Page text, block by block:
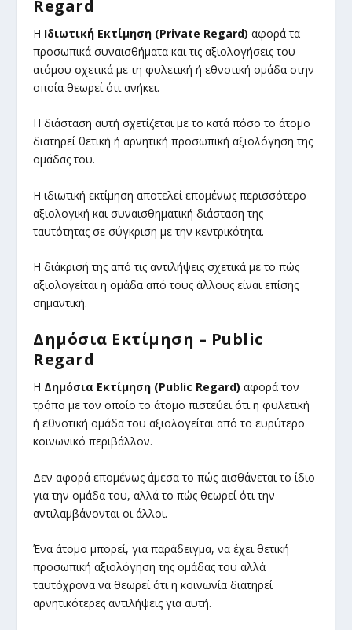
Regard
Η Ιδιωτική Εκτίμηση (Private Regard) αφορά τα
προσωπικά συναισθήματα και τις αξιολογήσεις του
ατόμου σχετικά με τη φυλετική ή εθνοτική ομάδα στην
οποία θεωρεί ότι ανήκει.
Η διάσταση αυτή σχετίζεται με το κατά πόσο το άτομο
διατηρεί θετική ή αρνητική προσωπική αξιολόγηση της
ομάδας του.
Η ιδιωτική εκτίμηση αποτελεί επομένως περισσότερο
αξιολογική και συναισθηματική διάσταση της
ταυτότητας σε σύγκριση με την κεντρικότητα.
Η διάκρισή της από τις αντιλήψεις σχετικά με το πώς
αξιολογείται η ομάδα από τους άλλους είναι επίσης
σημαντική.
Δημόσια Εκτίμηση – Public
Regard
Η Δημόσια Εκτίμηση (Public Regard) αφορά τον
τρόπο με τον οποίο το άτομο πιστεύει ότι η φυλετική
ή εθνοτική ομάδα του αξιολογείται από το ευρύτερο
κοινωνικό περιβάλλον.
Δεν αφορά επομένως άμεσα το πώς αισθάνεται το ίδιο
για την ομάδα του, αλλά το πώς θεωρεί ότι την
αντιλαμβάνονται οι άλλοι.
Ένα άτομο μπορεί, για παράδειγμα, να έχει θετική
προσωπική αξιολόγηση της ομάδας του αλλά
ταυτόχρονα να θεωρεί ότι η κοινωνία διατηρεί
αρνητικότερες αντιλήψεις για αυτή.